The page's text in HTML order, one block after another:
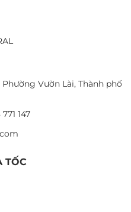
Vườn Lài, Thành phố
147
TỐC